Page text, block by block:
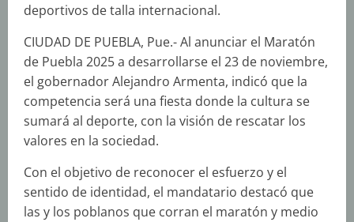
deportivos de talla internacional.
CIUDAD DE PUEBLA, Pue.- Al anunciar el Maratón
de Puebla 2025 a desarrollarse el 23 de noviembre,
el gobernador Alejandro Armenta, indicó que la
competencia será una fiesta donde la cultura se
sumará al deporte, con la visión de rescatar los
valores en la sociedad.
Con el objetivo de reconocer el esfuerzo y el
sentido de identidad, el mandatario destacó que
las y los poblanos que corran el maratón y medio